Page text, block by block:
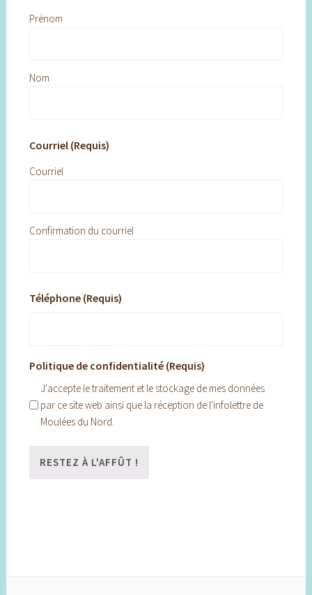
Prénom
Nom
Courriel (Requis)
Courriel
Confirmation du courriel
Téléphone (Requis)
Politique de confidentialité (Requis)
J'accepte le traitement et le stockage de mes données
par ce site web ainsi que la réception de l'infolettre de
Moulées du Nord.